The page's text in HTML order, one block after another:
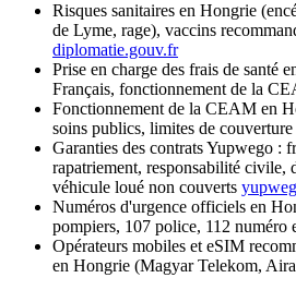
Risques sanitaires en Hongrie
de Lyme, rage), vaccins
diplomatie.gouv.fr
Prise en charge des frais de santé
Français, fonctionnement de la
Fonctionnement de la CEAM en
soins publics, limites de couverture
Garanties des contrats Yupwego :
rapatriement, responsabilité civile,
véhicule loué non couverts
Numéros d'urgence officiels en
pompiers, 107 police, 112 numéro
Opérateurs mobiles et eSIM
en Hongrie (Magyar Telekom,